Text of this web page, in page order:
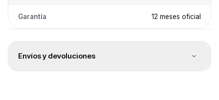
Garantía 12 meses oficial
Envíos y devoluciones